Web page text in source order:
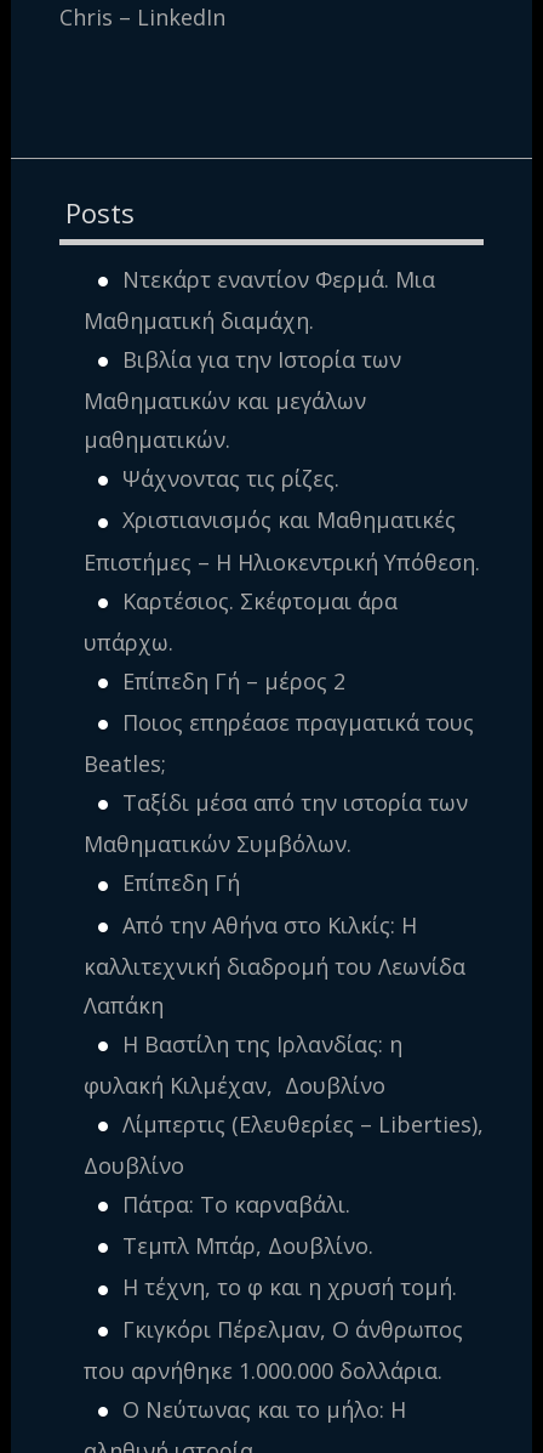
Chris – LinkedIn
Posts
Ντεκάρτ εναντίον Φερμά. Μια
Μαθηματική διαμάχη.
Βιβλία για την Ιστορία των
Μαθηματικών και μεγάλων
μαθηματικών.
Ψάχνοντας τις ρίζες.
Χριστιανισμός και Μαθηματικές
Επιστήμες – Η Ηλιοκεντρική Υπόθεση.
Καρτέσιος. Σκέφτομαι άρα
υπάρχω.
Επίπεδη Γή – μέρος 2
Ποιος επηρέασε πραγματικά τους
Beatles;
Ταξίδι μέσα από την ιστορία των
Μαθηματικών Συμβόλων.
Επίπεδη Γή
Από την Αθήνα στο Κιλκίς: Η
καλλιτεχνική διαδρομή του Λεωνίδα
Λαπάκη
Η Βαστίλη της Ιρλανδίας: η
φυλακή Κιλμέχαν, Δουβλίνο
Λίμπερτις (Ελευθερίες – Liberties),
Δουβλίνο
Πάτρα: Το καρναβάλι.
Τεμπλ Μπάρ, Δουβλίνο.
Η τέχνη, το φ και η χρυσή τομή.
Γκιγκόρι Πέρελμαν, Ο άνθρωπος
που αρνήθηκε 1.000.000 δολλάρια.
Ο Νεύτωνας και το μήλο: Η